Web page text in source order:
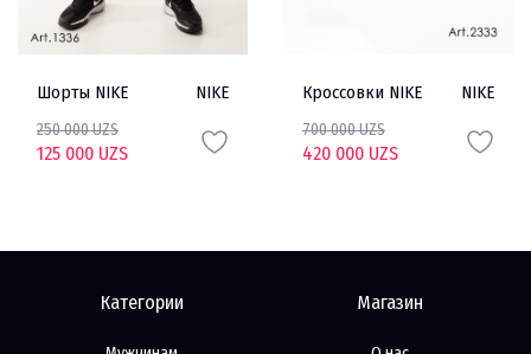
Шорты NIKE NIKE
250 000 UZS
125 000 UZS
Кроссовки NIKE NIKE
700 000 UZS
420 000 UZS
Категории Магазин